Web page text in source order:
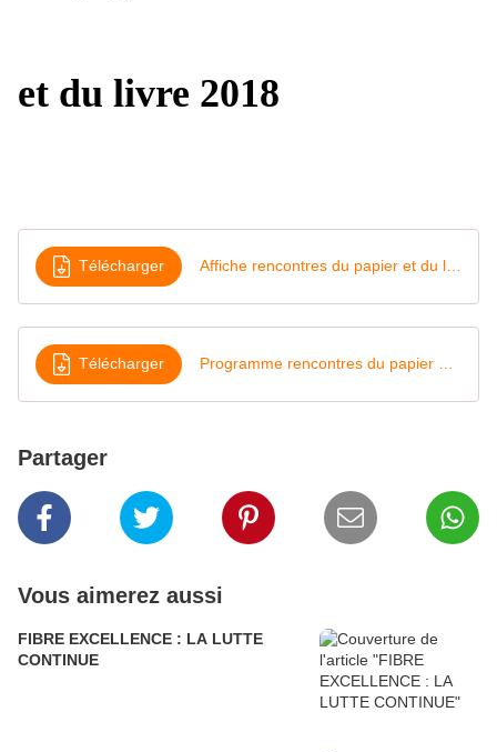
et du livre 2018
Télécharger
Télécharger
Partager
Vous aimerez aussi
FIBRE EXCELLENCE : LA LUTTE
CONTINUE